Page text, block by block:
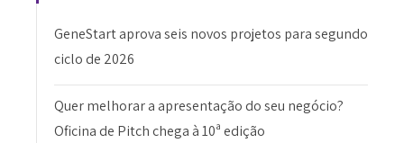
GeneStart aprova seis novos projetos para segundo
ciclo de 2026
Quer melhorar a apresentação do seu negócio?
Oficina de Pitch chega à 10ª edição